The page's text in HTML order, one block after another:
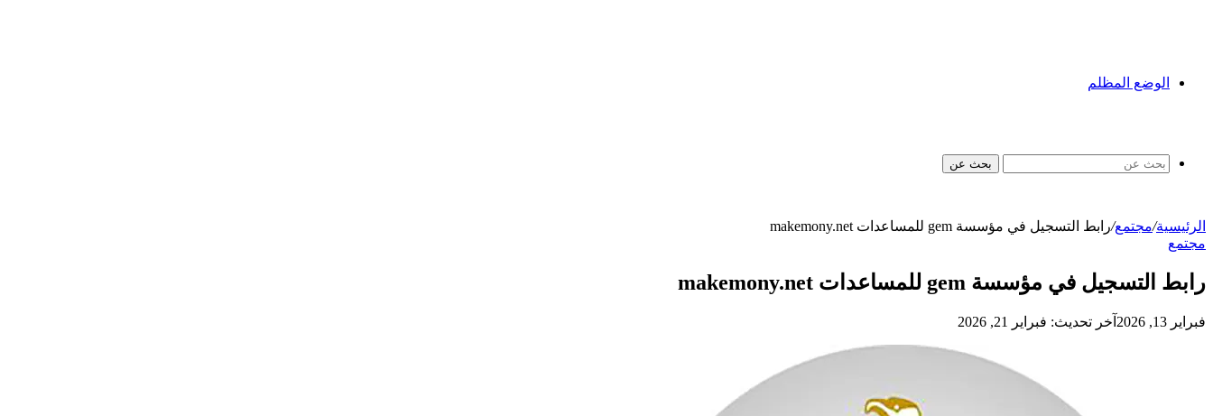
الوضع المظلم
بحث عن
الرئيسية/مجتمع/رابط التسجيل في مؤسسة gem للمساعدات makemony.net
مجتمع
رابط التسجيل في مؤسسة gem للمساعدات makemony.net
فبراير 13, 2026 آخر تحديث: فبراير 21, 2026